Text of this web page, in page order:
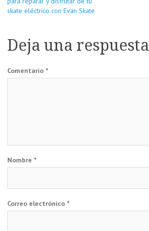
de
entradas
skate eléctrico con Evan Skate
Deja una respuesta
Comentario *
Nombre *
Correo electrónico *